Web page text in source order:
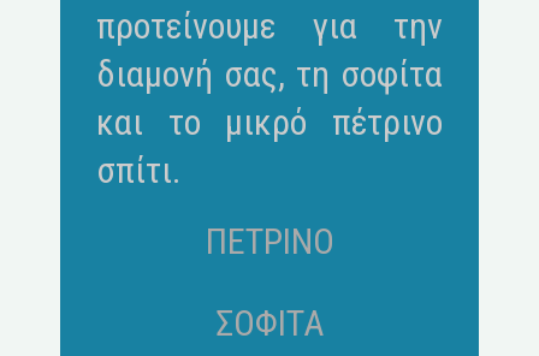
προτείνουμε για την
διαμονή σας, τη σοφίτα
και το μικρό πέτρινο
σπίτι.
ΠΕΤΡΙΝΟ
ΣΟΦΙΤΑ